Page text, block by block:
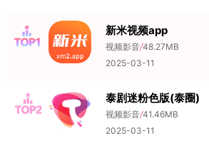
NO.1 新米视频app
视频影音/48.27MB
2025-03-11
NO.2 泰剧迷粉色版(泰圈)
视频影音/41.46MB
2025-03-11